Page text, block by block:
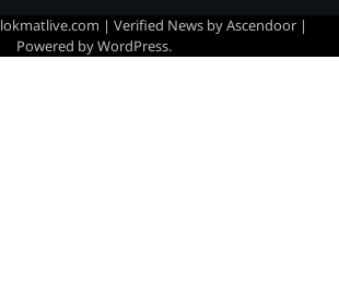
lokmatlive.com | Verified News byAscendoor|
Powered byWordPress.